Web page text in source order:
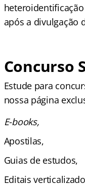
após a divulgação
Concurso
Estude para
nossa página
E-books,
Apostilas,
Guias de estudos,
Editais